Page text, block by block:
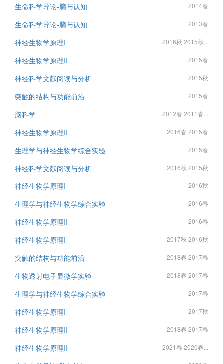
生命科学导论-脑与认知 2014春
生命科学导论-脑与认知 2013春
神经生物学原理I 2016秋 2015秋...
神经生物学原理II 2015春
神经科学文献阅读与分析 2015秋
突触的结构与功能前沿 2015春
脑科学 2012春 2011春...
神经生物学原理II 2016春 2015春
生理学与神经生物学综合实验 2015春
神经科学文献阅读与分析 2016秋 2015秋
神经生物学原理I 2016秋
生理学与神经生物学综合实验 2016春
神经生物学原理II 2016春
神经生物学原理I 2017秋 2016秋
突触的结构与功能前沿 2018春 2017春
生物透射电子显微学实验 2018春 2017春
生理学与神经生物学综合实验 2017春
神经生物学原理I 2017秋
神经生物学原理II 2018春 2017春
神经生物学原理II 2021春 2020春...